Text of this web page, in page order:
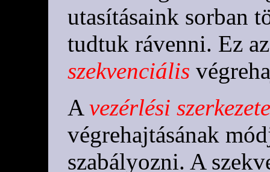
utasításaink sorban
tudtuk rávenni. Ez
szekvenciális
A vezérlési
végrehajtásának
szabályozni. A